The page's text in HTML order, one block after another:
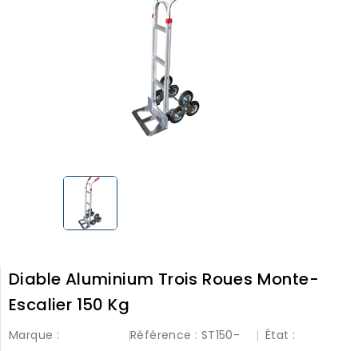
Diable Aluminium Trois Roues Monte-
Escalier 150 Kg
Marque :
Référence : ST150-
État :